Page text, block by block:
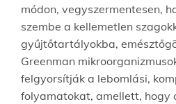
módon, vegyszermentesen,
szembe a kellemetlen
gyűjtőtartályokba,
Greenman
felgyorsítják a lebomlási,
folyamatokat, amellett, hogy